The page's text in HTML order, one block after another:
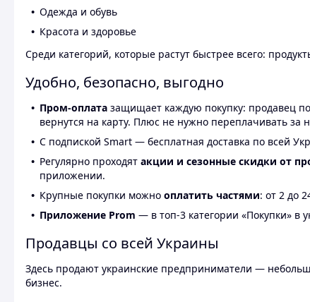
Одежда и обувь
Красота и здоровье
Среди категорий, которые растут быстрее всего:
Удобно, безопасно, выгодно
Пром-оплата защищает каждую покупку: продавец
вернутся на карту. Плюс не нужно переплачивать
С подпиской Smart — бесплатная доставка по всей
Регулярно проходят акции и сезонные скидки от
приложении.
Крупные покупки можно оплатить частями: от 2 до
Приложение Prom — в топ-3 категории «Покупки» в
Продавцы со всей Украины
Здесь продают украинские предприниматели —
бизнес.